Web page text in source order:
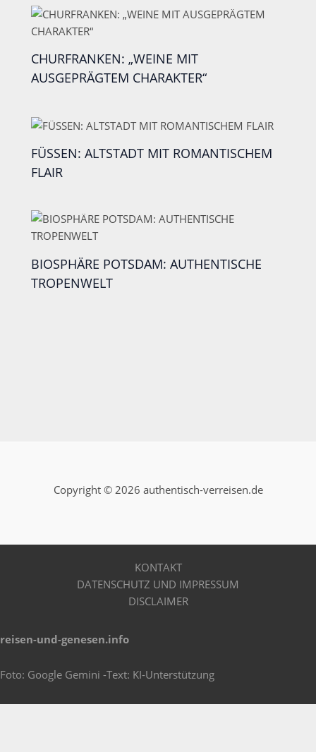
CHURFRANKEN: „WEINE MIT
AUSGEPRÄGTEM CHARAKTER“
FÜSSEN: ALTSTADT MIT ROMANTISCHEM
FLAIR
BIOSPHÄRE POTSDAM: AUTHENTISCHE
TROPENWELT
Copyright © 2026 authentisch-verreisen.de
KONTAKT
DATENSCHUTZ UND IMPRESSUM
DISCLAIMER
reisen-und-genesen.info
Foto: Google Gemini -Text: KI-Unterstützung